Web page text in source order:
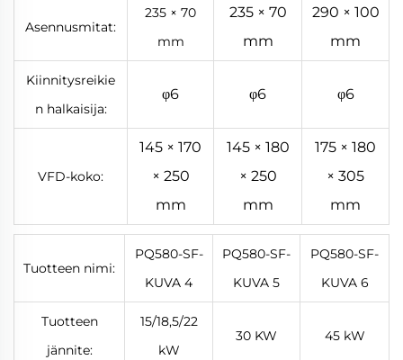
Asennusmitat:
235 × 70
mm
235 × 70
mm
290 × 100
mm
Kiinnitysreikie
n halkaisija:
φ6 φ6 φ6
VFD-koko:
145 × 170
× 250
mm
145 × 180
× 250
mm
175 × 180
× 305
mm
Tuotteen nimi:
PQ580-SF-
KUVA 4
PQ580-SF-
KUVA 5
PQ580-SF-
KUVA 6
Tuotteen
jännite:
15/18,5/22
kW
30 KW 45 kW